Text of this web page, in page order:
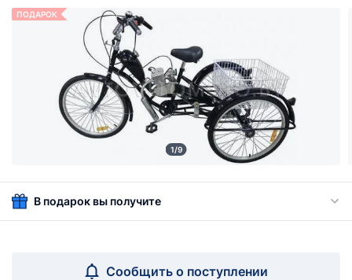
ПОДАРОК
1/9
В подарок вы получите
Сообщить о поступлении